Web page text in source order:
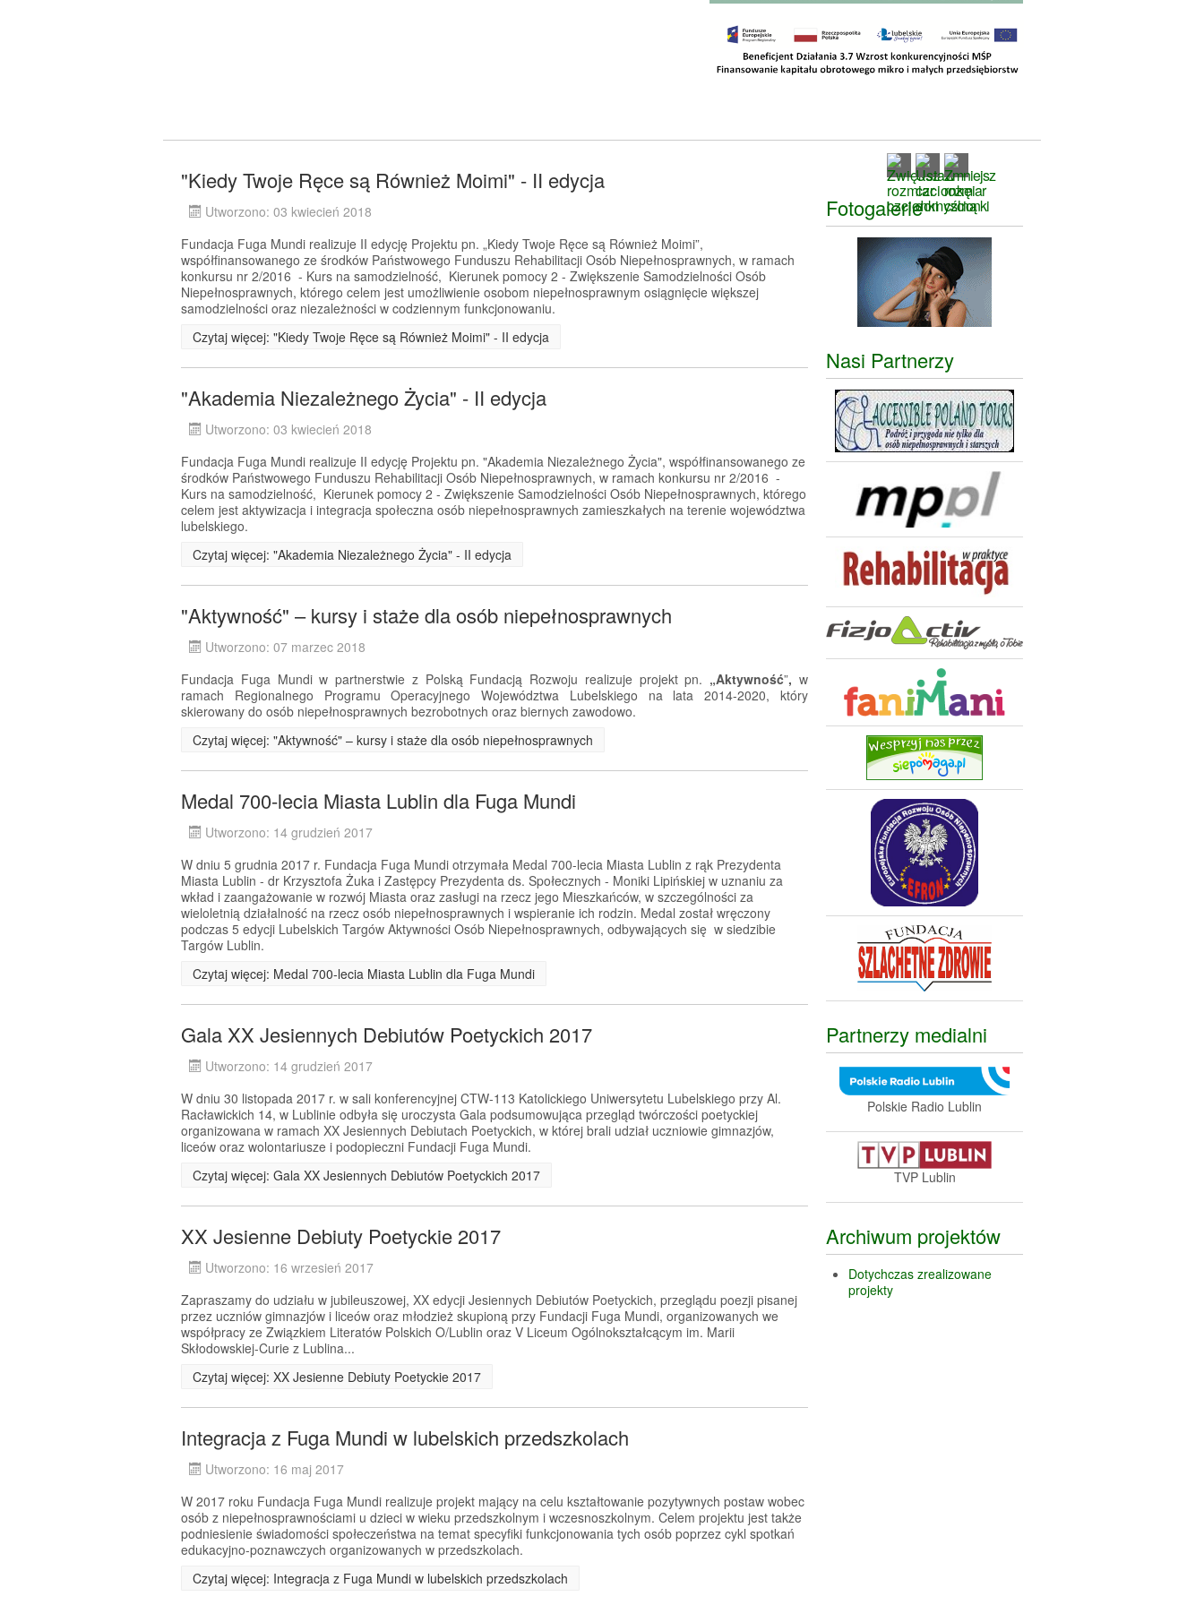
"Kiedy Twoje Ręce są Również Moimi" - II edycja
Utworzono: 03 kwiecień 2018
Fundacja Fuga Mundi realizuje II edycję Projektu pn. „Kiedy Twoje Ręce są Również Moimi”,
współfinansowanego ze środków Państwowego Funduszu Rehabilitacji Osób Niepełnosprawnych, w ramach
konkursu nr 2/2016 - Kurs na samodzielność, Kierunek pomocy 2 - Zwiększenie Samodzielności Osób
Niepełnosprawnych, którego celem jest umożliwienie osobom niepełnosprawnym osiągnięcie większej
samodzielności oraz niezależności w codziennym funkcjonowaniu.
Czytaj więcej: "Kiedy Twoje Ręce są Również Moimi" - II edycja
"Akademia Niezależnego Życia" - II edycja
Utworzono: 03 kwiecień 2018
Fundacja Fuga Mundi realizuje II edycję Projektu pn. "Akademia Niezależnego Życia", współfinansowanego ze
środków Państwowego Funduszu Rehabilitacji Osób Niepełnosprawnych, w ramach konkursu nr 2/2016 -
Kurs na samodzielność, Kierunek pomocy 2 - Zwiększenie Samodzielności Osób Niepełnosprawnych, którego
celem jest aktywizacja i integracja społeczna osób niepełnosprawnych zamieszkałych na terenie województwa
lubelskiego.
Czytaj więcej: "Akademia Niezależnego Życia" - II edycja
"Aktywność" – kursy i staże dla osób niepełnosprawnych
Utworzono: 07 marzec 2018
Fundacja Fuga Mundi w partnerstwie z Polską Fundacją Rozwoju realizuje projekt pn. „Aktywność”, w
ramach Regionalnego Programu Operacyjnego Województwa Lubelskiego na lata 2014-2020, który
skierowany do osób niepełnosprawnych bezrobotnych oraz biernych zawodowo.
Czytaj więcej: "Aktywność" – kursy i staże dla osób niepełnosprawnych
Medal 700-lecia Miasta Lublin dla Fuga Mundi
Utworzono: 14 grudzień 2017
W dniu 5 grudnia 2017 r. Fundacja Fuga Mundi otrzymała Medal 700-lecia Miasta Lublin z rąk Prezydenta
Miasta Lublin - dr Krzysztofa Żuka i Zastępcy Prezydenta ds. Społecznych - Moniki Lipińskiej w uznaniu za
wkład i zaangażowanie w rozwój Miasta oraz zasługi na rzecz jego Mieszkańców, w szczególności za
wieloletnią działalność na rzecz osób niepełnosprawnych i wspieranie ich rodzin. Medal został wręczony
podczas 5 edycji Lubelskich Targów Aktywności Osób Niepełnosprawnych, odbywających się w siedzibie
Targów Lublin.
Czytaj więcej: Medal 700-lecia Miasta Lublin dla Fuga Mundi
Gala XX Jesiennych Debiutów Poetyckich 2017
Utworzono: 14 grudzień 2017
W dniu 30 listopada 2017 r. w sali konferencyjnej CTW-113 Katolickiego Uniwersytetu Lubelskiego przy Al.
Racławickich 14, w Lublinie odbyła się uroczysta Gala podsumowująca przegląd twórczości poetyckiej
organizowana w ramach XX Jesiennych Debiutach Poetyckich, w której brali udział uczniowie gimnazjów,
liceów oraz wolontariusze i podopieczni Fundacji Fuga Mundi.
Czytaj więcej: Gala XX Jesiennych Debiutów Poetyckich 2017
XX Jesienne Debiuty Poetyckie 2017
Utworzono: 16 wrzesień 2017
Zapraszamy do udziału w jubileuszowej, XX edycji Jesiennych Debiutów Poetyckich, przeglądu poezji pisanej
przez uczniów gimnazjów i liceów oraz młodzież skupioną przy Fundacji Fuga Mundi, organizowanych we
współpracy ze Związkiem Literatów Polskich O/Lublin oraz V Liceum Ogólnokształcącym im. Marii
Skłodowskiej-Curie z Lublina...
Czytaj więcej: XX Jesienne Debiuty Poetyckie 2017
Integracja z Fuga Mundi w lubelskich przedszkolach
Utworzono: 16 maj 2017
W 2017 roku Fundacja Fuga Mundi realizuje projekt mający na celu kształtowanie pozytywnych postaw wobec
osób z niepełnosprawnościami u dzieci w wieku przedszkolnym i wczesnoszkolnym. Celem projektu jest także
podniesienie świadomości społeczeństwa na temat specyfiki funkcjonowania tych osób poprzez cykl spotkań
edukacyjno-poznawczych organizowanych w przedszkolach.
Czytaj więcej: Integracja z Fuga Mundi w lubelskich przedszkolach
Fotogalerie
Nasi Partnerzy
Partnerzy medialni
Polskie Radio Lublin
TVP Lublin
Archiwum projektów
Dotychczas zrealizowane
projekty